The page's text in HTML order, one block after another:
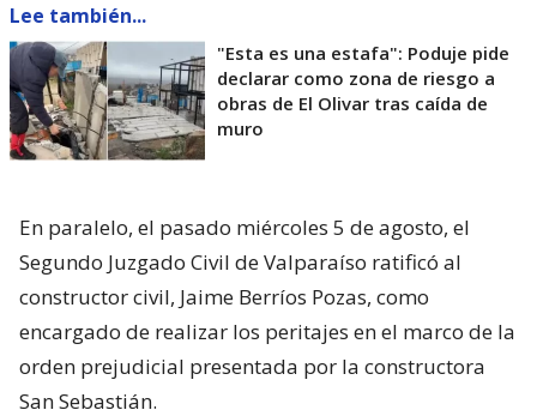
Lee también...
"Esta es una estafa": Poduje pide
declarar como zona de riesgo a
obras de El Olivar tras caída de
muro
En paralelo, el pasado miércoles 5 de agosto, el
Segundo Juzgado Civil de Valparaíso ratificó al
constructor civil, Jaime Berríos Pozas, como
encargado de realizar los peritajes en el marco de la
orden prejudicial presentada por la constructora
San Sebastián.